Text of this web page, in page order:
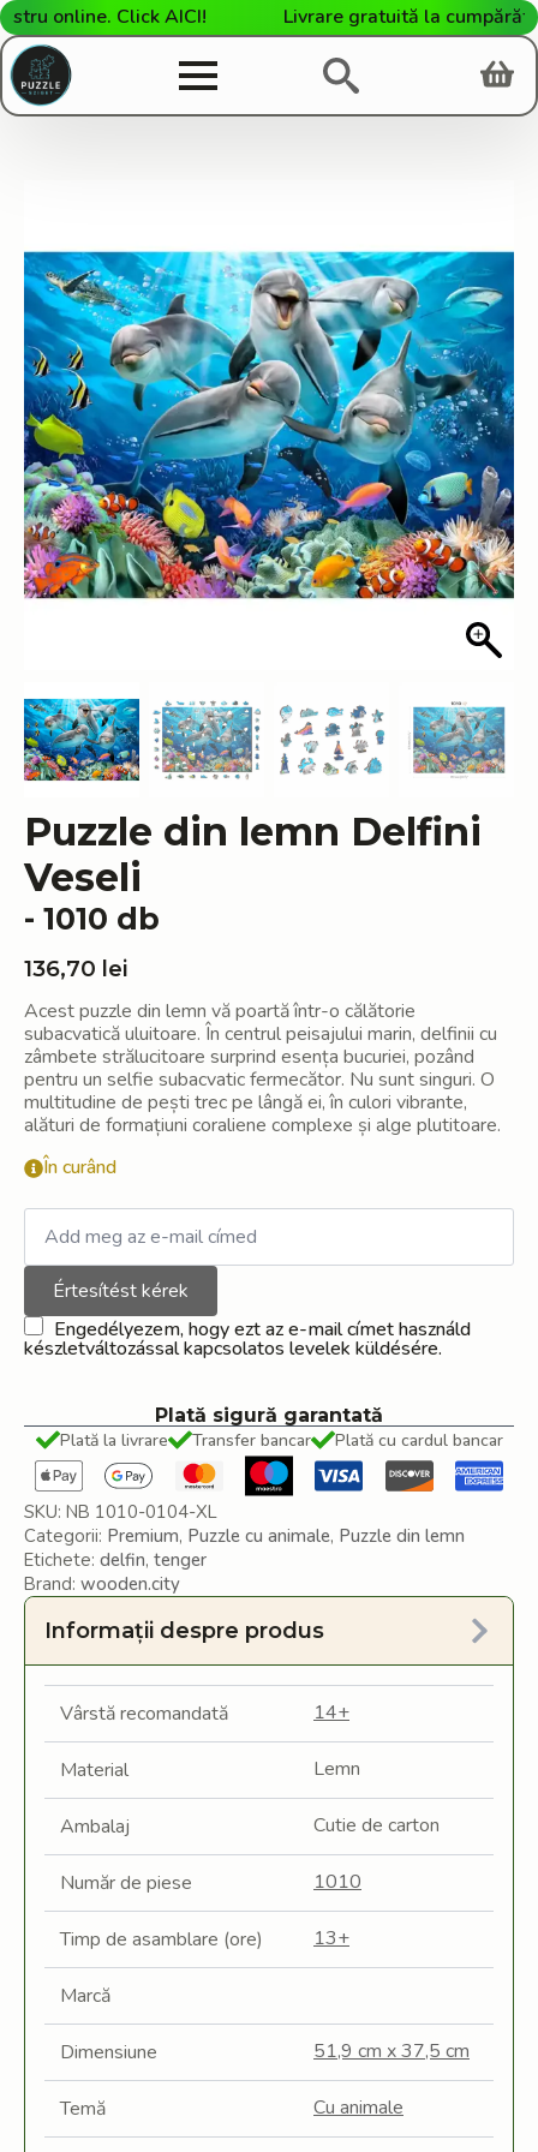
online. Click AICI! Livrare gratuită la cumpărături
Puzzle din lemn Delfini
Veseli
- 1010 db
136,70 lei
Acest puzzle din lemn vă poartă într-o călătorie
subacvatică uluitoare. În centrul peisajului marin, delfinii cu
zâmbete strălucitoare surprind esența bucuriei, pozând
pentru un selfie subacvatic fermecător. Nu sunt singuri. O
multitudine de pești trec pe lângă ei, în culori vibrante,
alături de formațiuni coraliene complexe și alge plutitoare.
În curând
Értesítést kérek
Engedélyezem, hogy ezt az e-mail címet használd
készletváltozással kapcsolatos levelek küldésére.
Plată sigură garantată
Plată la livrare
Transfer bancar Plată cu cardul bancar
SKU: NB 1010-0104-XL
Categorii: Premium, Puzzle cu animale, Puzzle din lemn
Etichete: delfin, tenger
Brand: wooden.city
Informații despre produs
Vârstă recomandată 14+
Material Lemn
Ambalaj Cutie de carton
Număr de piese 1010
Timp de asamblare (ore) 13+
Marcă
Dimensiune 51,9 cm x 37,5 cm
Temă Cu animale